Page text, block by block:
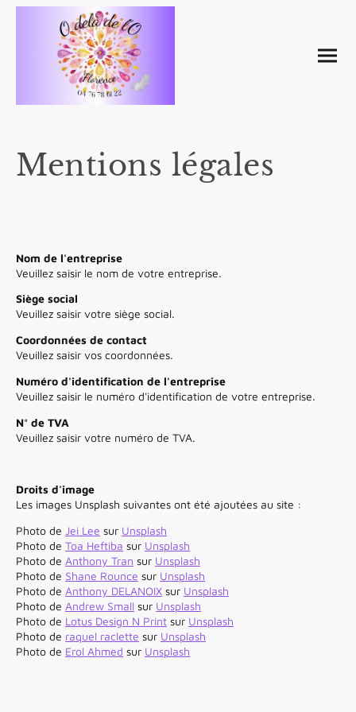
Mentions légales
Nom de l'entreprise
Veuillez saisir le nom de votre entreprise.
Siège social
Veuillez saisir votre siège social.
Coordonnées de contact
Veuillez saisir vos coordonnées.
Numéro d'identification de l'entreprise
Veuillez saisir le numéro d'identification de votre entreprise.
N° de TVA
Veuillez saisir votre numéro de TVA.
Droits d'image
Les images Unsplash suivantes ont été ajoutées au site :
Photo de Jei Lee sur Unsplash
Photo de Toa Heftiba sur Unsplash
Photo de Anthony Tran sur Unsplash
Photo de Shane Rounce sur Unsplash
Photo de Anthony DELANOIX sur Unsplash
Photo de Andrew Small sur Unsplash
Photo de Lotus Design N Print sur Unsplash
Photo de raquel raclette sur Unsplash
Photo de Erol Ahmed sur Unsplash